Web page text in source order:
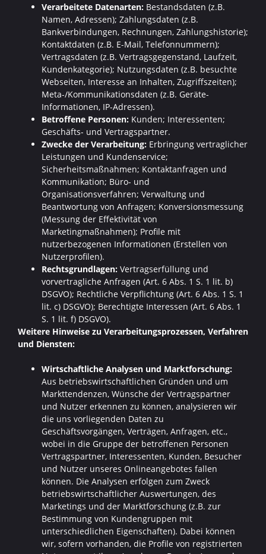
Verarbeitete Datenarten: Bestandsdaten (z.B.
Namen, Adressen); Zahlungsdaten (z.B.
Bankverbindungen, Rechnungen, Zahlungshistorie);
Kontaktdaten (z.B. E-Mail, Telefonnummern);
Vertragsdaten (z.B. Vertragsgegenstand, Laufzeit,
Kundenkategorie); Nutzungsdaten (z.B. besuchte
Webseiten, Interesse an Inhalten, Zugriffszeiten);
Meta-/Kommunikationsdaten (z.B. Geräte-
Informationen, IP-Adressen).
Betroffene Personen: Kunden; Interessenten;
Geschäfts- und Vertragspartner.
Zwecke der Verarbeitung: Erbringung vertraglicher
Leistungen und Kundenservice;
Sicherheitsmaßnahmen; Kontaktanfragen und
Kommunikation; Büro- und
Organisationsverfahren; Verwaltung und
Beantwortung von Anfragen; Konversionsmessung
(Messung der Effektivität von
Marketingmaßnahmen); Profile mit
nutzerbezogenen Informationen (Erstellen von
Nutzerprofilen).
Rechtsgrundlagen: Vertragserfüllung und
vorvertragliche Anfragen (Art. 6 Abs. 1 S. 1 lit. b)
DSGVO); Rechtliche Verpflichtung (Art. 6 Abs. 1 S. 1
lit. c) DSGVO); Berechtigte Interessen (Art. 6 Abs. 1
S. 1 lit. f) DSGVO).
Weitere Hinweise zu Verarbeitungsprozessen, Verfahren
und Diensten:
Wirtschaftliche Analysen und Marktforschung:
Aus betriebswirtschaftlichen Gründen und um
Markttendenzen, Wünsche der Vertragspartner
und Nutzer erkennen zu können, analysieren wir
die uns vorliegenden Daten zu
Geschäftsvorgängen, Verträgen, Anfragen, etc.,
wobei in die Gruppe der betroffenen Personen
Vertragspartner, Interessenten, Kunden, Besucher
und Nutzer unseres Onlineangebotes fallen
können. Die Analysen erfolgen zum Zweck
betriebswirtschaftlicher Auswertungen, des
Marketings und der Marktforschung (z.B. zur
Bestimmung von Kundengruppen mit
unterschiedlichen Eigenschaften). Dabei können
wir, sofern vorhanden, die Profile von registrierten